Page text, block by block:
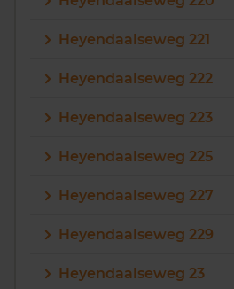
Heyendaalseweg 221
Heyendaalseweg 222
Heyendaalseweg 223
Heyendaalseweg 225
Heyendaalseweg 227
Heyendaalseweg 229
Heyendaalseweg 23